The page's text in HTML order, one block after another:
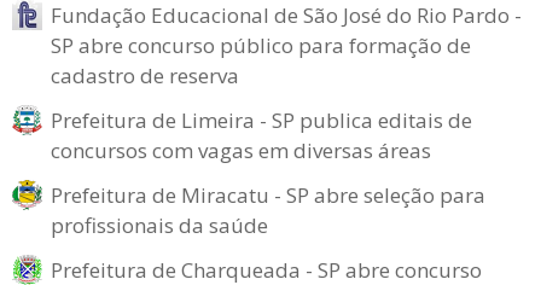
Fundação Educacional de São José do Rio Pardo -
SP abre concurso público para formação de
cadastro de reserva
Prefeitura de Limeira - SP publica editais de
concursos com vagas em diversas áreas
Prefeitura de Miracatu - SP abre seleção para
profissionais da saúde
Prefeitura de Charqueada - SP abre concurso